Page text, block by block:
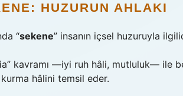
HUZURUN AHLAKI
“sekene” insanın içsel huzuruyla
kavramı —iyi ruh hâli, mutluluk— ile
hâlini temsil eder.